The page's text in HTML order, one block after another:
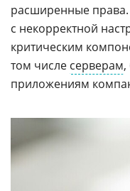
расширенные
с некорректной
критическим
том числе серверам
приложениям